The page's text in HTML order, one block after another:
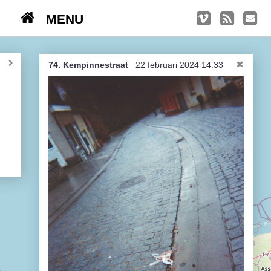
MENU
Kasseien
België / Duitsland / Nederland
Hoogtepunten
Soeperlange tocht
Afleveringen
Bounding Boxes
Ambiance, ambiance, ambiance
De groetjes terug
74. Kempinnestraat 22 februari 2024 14:33